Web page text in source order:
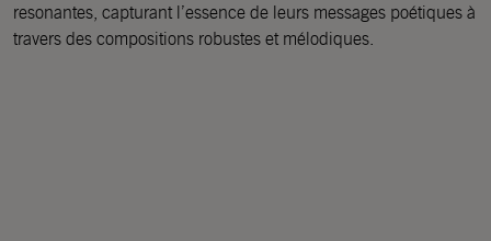
resonantes, capturant l’essence de leurs messages poétiques à
travers des compositions robustes et mélodiques.